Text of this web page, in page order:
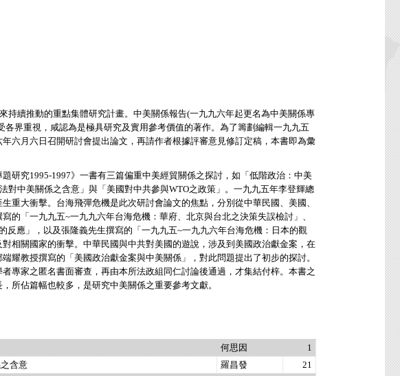
持續推動的重點集體研究計畫。中美關係報告(一九九六年起更名為中美關係專
界重視，咸認為是極具研究及實用參考價值的著作。為了籌劃編輯一九九五
六月六日召開研討會提出論文，再請作者根據評審意見修訂定稿，本書即為彙
究1995-1997》一書有三篇偏重中美經貿關係之探討，如「低階政治：中美
對中美關係之含意」與「美國對中共參與WTO之政策」。一九九五年李登輝總
重大衝擊。台海飛彈危機是此次研討會論文的焦點，分別從中華民國、美國、
的「一九九五~一九九六年台海危機：華府、北京與台北之決策失誤檢討」、
應」，以及張隆義先生撰寫的「一九九五~一九九六年台海危機：日本的觀
相關國家的衝擊。中華民國與中共對美國的遊說，涉及到美國政治獻金案，在
耀教授撰寫的「美國政治獻金案與中美關係」，對此問題提出了初步的探討。
專家之匿名書面審查，再由本所法政組同仁討論後通過，才集結付梓。本書之
所佔篇幅也較多，是研究中美關係之重要參考文獻。
何思因
1
含意 羅昌發
21